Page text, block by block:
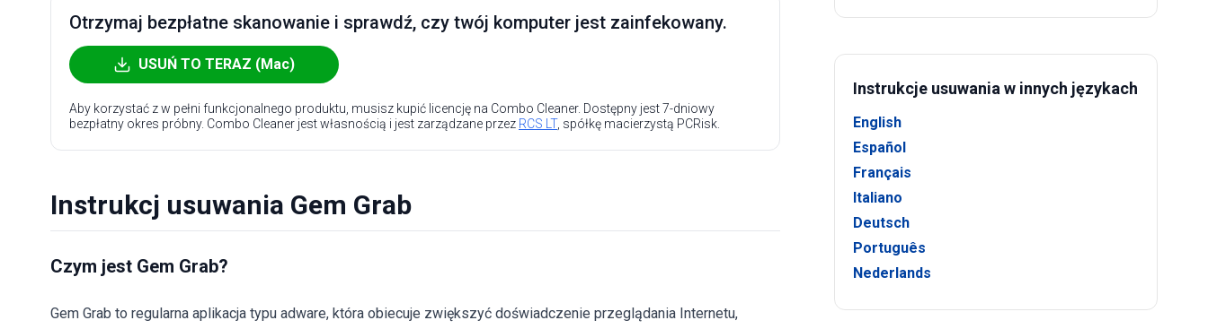
Otrzymaj bezpłatne skanowanie i sprawdź, czy twój komputer jest zainfekowany.
USUŃ TO TERAZ (Mac)
Aby korzystać z w pełni funkcjonalnego produktu, musisz kupić licencję na Combo Cleaner. Dostępny jest 7-dniowy
bezpłatny okres próbny. Combo Cleaner jest własnością i jest zarządzane przez RCS LT, spółkę macierzystą PCRisk.
Instrukcj usuwania Gem Grab
Czym jest Gem Grab?
Gem Grab to regularna aplikacja typu adware, która obiecuje zwiększyć doświadczenie przeglądania Internetu,
Instrukcje usuwania w innych językach
English
Español
Français
Italiano
Deutsch
Português
Nederlands